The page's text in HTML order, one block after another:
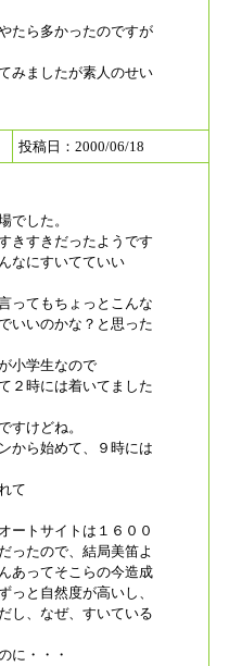
たら多かったのですが
みましたが素人のせい
投稿日：2000/06/18
でした。
きすきだったようです
なにすいてていい
ってもちょっとこんな
いいのかな？と思った
小学生なので
２時には着いてました
すけどね。
から始めて、９時には
て
ートサイトは１６００
ったので、結局美笛よ
あってそこらの今造成
っと自然度が高いし、
し、なぜ、すいている
に・・・